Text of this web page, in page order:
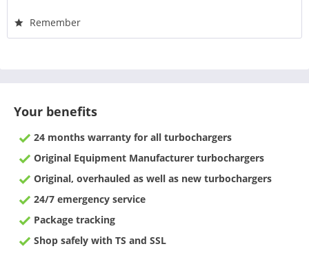
Remember
Your benefits
24 months warranty for all turbochargers
Original Equipment Manufacturer turbochargers
Original, overhauled as well as new turbochargers
24/7 emergency service
Package tracking
Shop safely with TS and SSL